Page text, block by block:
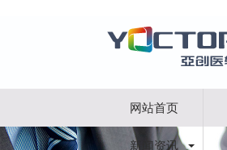
网站首页
新闻资讯